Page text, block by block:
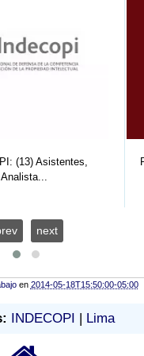
Lima Norte: (10)
Esp...
next
en 2014-05-18T15:50:00-05:00
INDECOPI Lima